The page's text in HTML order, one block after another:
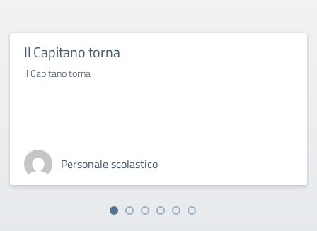
Il Capitano torna
Il Capitano torna
Personale scolastico